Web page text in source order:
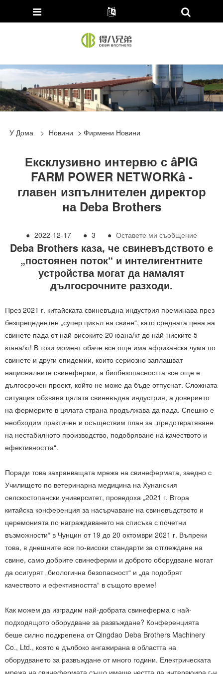
У Дома > Новини > Фирмени Новини
Ексклузивно интервю с âPIG
FARM POWER NETWORKâ -
главен изпълнителен директор
на Deba Brothers
● 2022-12-17 ● 3 ● Оставете ми съобщение
Deba Brothers каза, че свиневъдството е
„постоянен поток“ и интелигентните
устройства могат да намалят
дългосрочните разходи.
През 2021 г. китайската свиневъдна индустрия преминава през
безпрецедентен „супер цикъл на свине“, като средната цена на
свинете пада от най-високите 20 юана/кг до най-ниските 5
юана/кг! В този момент обаче все още има африканска чума по
свинете и други епидемии, които сериозно заплашват
националните свинеферми, а биобезопасността все още е
дългосрочен проект, който не може да бъде отпуснат. Сложната
ситуация обхвана цялата свиневъдна индустрия, а доверието
на фермерите в цялата страна продължава да пада. Спешно е
необходим практичен и осъществим план за „предотвратяване
на нестабилното производство, подобряване на качеството и
ефективността“.
Поради това захранващата мрежа на свинефермата, заедно с
Училището по ветеринарна медицина на Хунанския
селскостопански университет, проведоха „2021 г. Втора
китайска конференция за насърчаване на свиневъдството и
церемонията по награждаването на списъка с почетни
възможности“ в Чунцин от 19 до 20 октомври 2021 г. Въпреки
това, в днешните все по-високи стандарти за отглеждане на
свине, само добрите свинеферми и доброто оборудване могат
да осигурят „биологична безопасност“ и „да подобрят
качеството и ефективността“ в същото време!
Как можем да изградим най-добрата свинеферма с най-
подходящото оборудване за развъждане? Конференцията
беше силно подкрепена от Qingdao Deba Brothers Machinery
Co., Ltd., която е дълбоко ангажирана в областта на
оборудването за развъждане от много години. Електрическата